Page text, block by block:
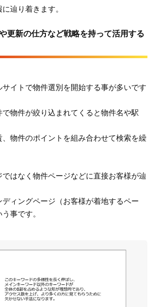
辿り着きます。
更新の仕方など戦略を持って活用する
イトで物件選別を開始する事が多いです
物件が絞り込まれてくると物件名や駅
物件のポイントを組み合わせて検索を繰
はなく物件ページなどに直接お客様が辿
ィングページ（お客様が着地するペー
事です。